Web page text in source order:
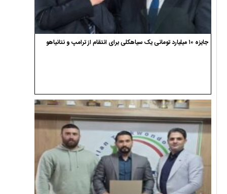
جایزه ۱۰ میلیارد تومانی یک سیاهکلی برای انتقام از ترامپ و نتانیاهو